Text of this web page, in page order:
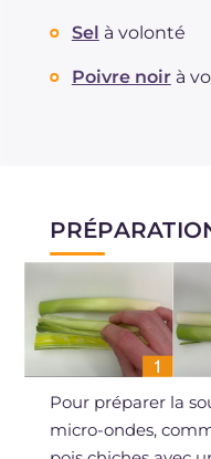
Sel à volonté
Poivre noir à
Pour préparer la
micro-ondes,